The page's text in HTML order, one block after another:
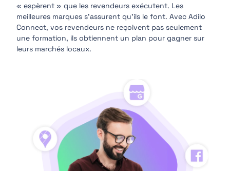
« espèrent » que les revendeurs exécutent. Les
meilleures marques s’assurent qu’ils le font. Avec Adilo
Connect, vos revendeurs ne reçoivent pas seulement
une formation, ils obtiennent un plan pour gagner sur
leurs marchés locaux.